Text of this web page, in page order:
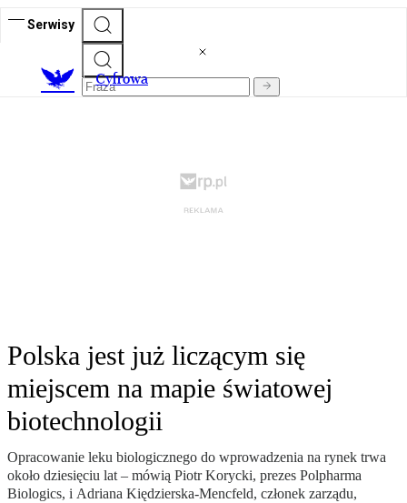
Serwisy
Cyfrowa
Polska jest już liczącym się
miejscem na mapie światowej
biotechnologii
Opracowanie leku biologicznego do wprowadzenia na rynek trwa
około dziesięciu lat – mówią Piotr Korycki, prezes Polpharma
Biologics, i Adriana Kiędzierska-Mencfeld, członek zarządu,